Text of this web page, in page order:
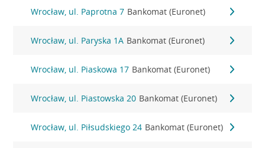
Wrocław, ul. Paprotna 7 Bankomat (Euronet)
Wrocław, ul. Paryska 1A Bankomat (Euronet)
Wrocław, ul. Piaskowa 17 Bankomat (Euronet)
Wrocław, ul. Piastowska 20 Bankomat (Euronet)
Wrocław, ul. Piłsudskiego 24 Bankomat (Euronet)